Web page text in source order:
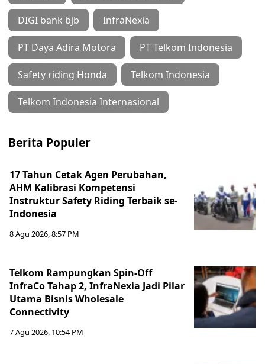
DIGI bank bjb InfraNexia
PT Daya Adira Motora PT Telkom Indonesia
Safety riding Honda Telkom Indonesia
Telkom Indonesia Internasional
Berita Populer
17 Tahun Cetak Agen Perubahan,
AHM Kalibrasi Kompetensi
Instruktur Safety Riding Terbaik se-
Indonesia
8 Agu 2026, 8:57 PM
Telkom Rampungkan Spin-Off
InfraCo Tahap 2, InfraNexia Jadi Pilar
Utama Bisnis Wholesale
Connectivity
7 Agu 2026, 10:54 PM